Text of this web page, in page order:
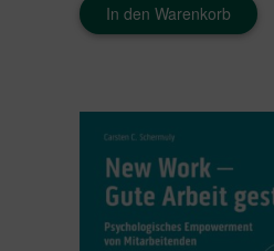
In den Warenkorb